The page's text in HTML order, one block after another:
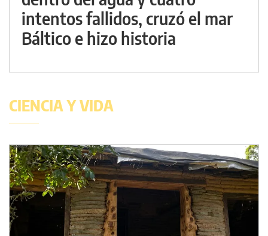
intentos fallidos, cruzó el mar
Báltico e hizo historia
CIENCIA Y VIDA